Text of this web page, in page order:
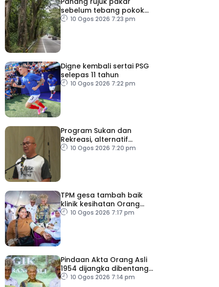
sebelum tebang pokok
tua, uzur
10 Ogos 2026 7:23 pm
Digne kembali sertai PSG
selepas 11 tahun
10 Ogos 2026 7:22 pm
Program Sukan dan
Rekreasi, alternatif
bersama keluarga
10 Ogos 2026 7:20 pm
TPM gesa tambah baik
klinik kesihatan Orang
Asli10 Ogos 2026 7:17 pm
Pindaan Akta Orang Asli
1954 dijangka dibentang
hujung tahun 2026
10 Ogos 2026 7:14 pm